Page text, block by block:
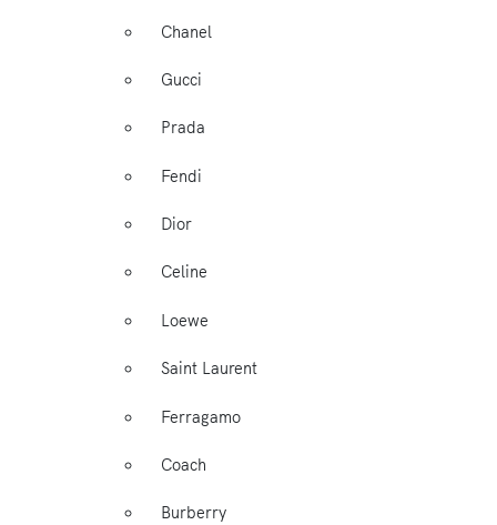
Chanel
Gucci
Prada
Fendi
Dior
Celine
Loewe
Saint Laurent
Ferragamo
Coach
Burberry